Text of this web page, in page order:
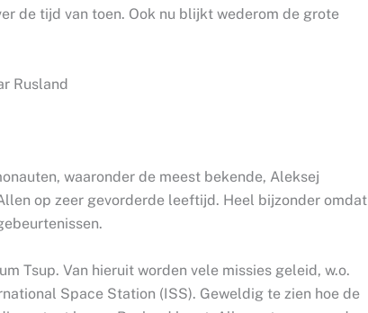
de tijd van toen. Ook nu blijkt wederom de grote
waaronder de meest bekende, Aleksej
op zeer gevorderde leeftijd. Heel bijzonder omdat
Tsup. Van hieruit worden vele missies geleid, w.o.
Space Station (ISS). Geweldig te zien hoe de